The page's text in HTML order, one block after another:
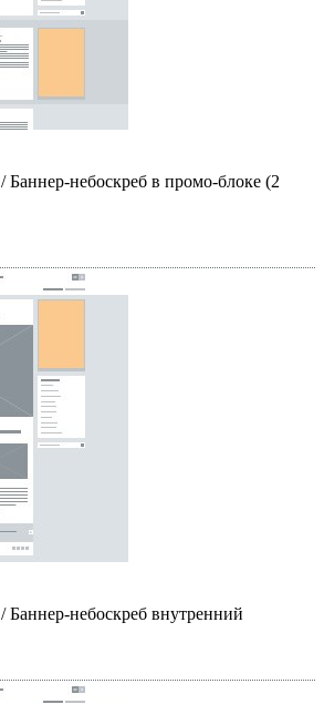
/ Баннер-небоскреб в промо-блоке (2
/ Баннер-небоскреб внутренний